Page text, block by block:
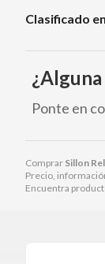
Comprar Sillon
Precio,
Encuentra
Clasificado
Ponte en